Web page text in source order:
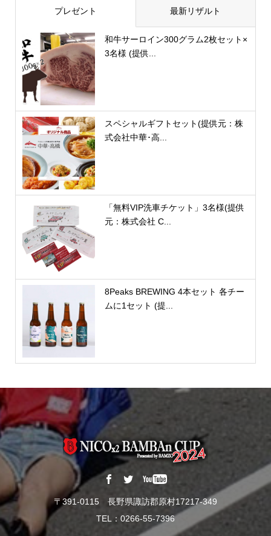
プレゼント 最新リザルト
和牛サーロイン300グラム2枚セット×
3名様 (提供...
スペシャルギフトセット(提供元：株
式会社中華･高...
「無料VIP洗車チケット」3名様(提供
元：株式会社 C...
8Peaks BREWING 4本セット 各チー
ムに1セット (提...
〒391-0115 長野県諏訪郡原村17217-349
TEL：0266-55-7396